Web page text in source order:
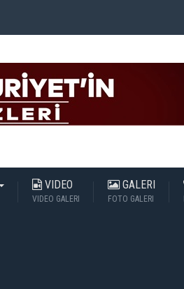
VIDEO
VIDEO GALERI
GALERI
FOTO GALERI